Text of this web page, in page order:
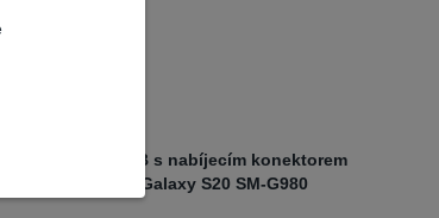
Deska USB s nabíjecím konektorem
Samsung Galaxy S20 SM-G980